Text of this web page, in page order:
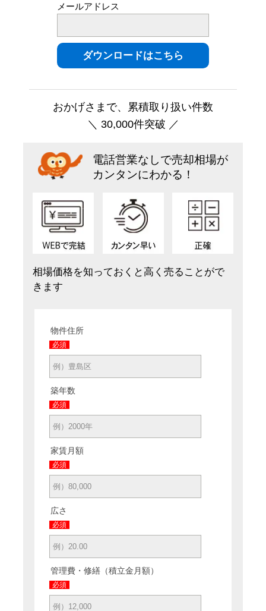
メールアドレス
おかげさまで、累積取り扱い件数
＼ 30,000件突破 ／
電話営業なしで売却相場が
カンタンにわかる！
相場価格を知っておくと高く売ることがで
きます
物件住所
必須
築年数
必須
家賃月額
必須
広さ
必須
管理費・修繕（積立金月額）
必須